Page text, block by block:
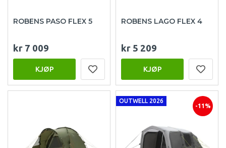
ROBENS PASO FLEX 5
kr 7 009
KJØP
ROBENS LAGO FLEX 4
kr 5 209
KJØP
OUTWELL 2026
-11%